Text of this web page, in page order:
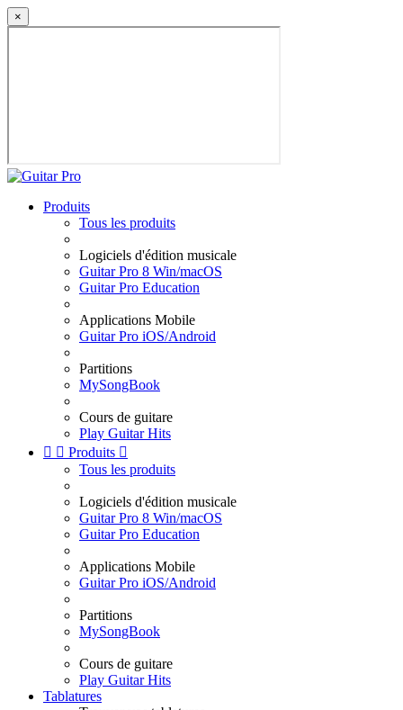
×
Produits
Tous les produits
Logiciels d'édition musicale
Guitar Pro 8 Win/macOS
Guitar Pro Education
Applications Mobile
Guitar Pro iOS/Android
Partitions
MySongBook
Cours de guitare
Play Guitar Hits
  Produits 
Tous les produits
Logiciels d'édition musicale
Guitar Pro 8 Win/macOS
Guitar Pro Education
Applications Mobile
Guitar Pro iOS/Android
Partitions
MySongBook
Cours de guitare
Play Guitar Hits
Tablatures